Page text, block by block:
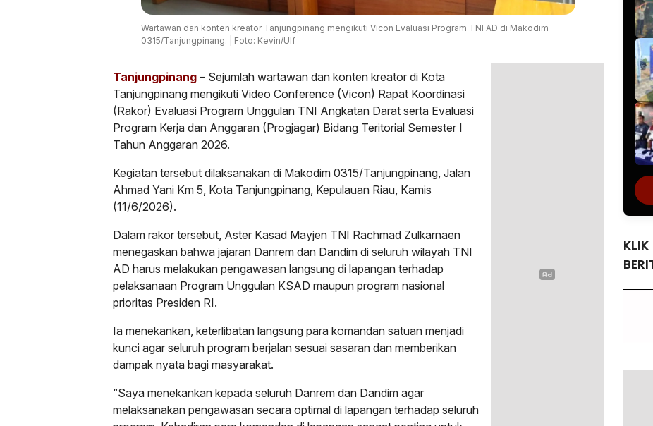
Wartawan dan konten kreator Tanjungpinang mengikuti Vicon Evaluasi Program TNI AD di Makodim
0315/Tanjungpinang. | Foto: Kevin/Ulf
Tanjungpinang – Sejumlah wartawan dan konten kreator di Kota
Tanjungpinang mengikuti Video Conference (Vicon) Rapat Koordinasi
(Rakor) Evaluasi Program Unggulan TNI Angkatan Darat serta Evaluasi
Program Kerja dan Anggaran (Progjagar) Bidang Teritorial Semester I
Tahun Anggaran 2026.
Kegiatan tersebut dilaksanakan di Makodim 0315/Tanjungpinang, Jalan
Ahmad Yani Km 5, Kota Tanjungpinang, Kepulauan Riau, Kamis
(11/6/2026).
Dalam rakor tersebut, Aster Kasad Mayjen TNI Rachmad Zulkarnaen
menegaskan bahwa jajaran Danrem dan Dandim di seluruh wilayah TNI
AD harus melakukan pengawasan langsung di lapangan terhadap
pelaksanaan Program Unggulan KSAD maupun program nasional
prioritas Presiden RI.
Ia menekankan, keterlibatan langsung para komandan satuan menjadi
kunci agar seluruh program berjalan sesuai sasaran dan memberikan
dampak nyata bagi masyarakat.
“Saya menekankan kepada seluruh Danrem dan Dandim agar
melaksanakan pengawasan secara optimal di lapangan terhadap seluruh